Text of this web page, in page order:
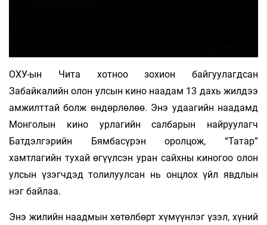
ОХУ-ын Чита хотноо зохион байгуулагдсан
Забайкалийн олон улсын кино наадам 13 дахь жилдээ
амжилттай болж өндөрлөлөө. Энэ удаагийн наадамд
Монголын кино урлагийн салбарын найруулагч
Батдэлгэрийн Бямбасүрэн оролцож, “Татар”
хамтлагийн тухай өгүүлсэн уран сайхны киногоо олон
улсын үзэгчдэд толилуулсан нь онцлох үйл явдлын
нэг байлаа.
Энэ жилийн наадмын хөтөлбөрт хүмүүнлэг үзэл, хүний